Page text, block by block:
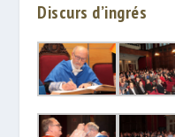
Discurs d’ingrés